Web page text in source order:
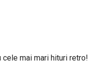
cele mai mari hituri retro!